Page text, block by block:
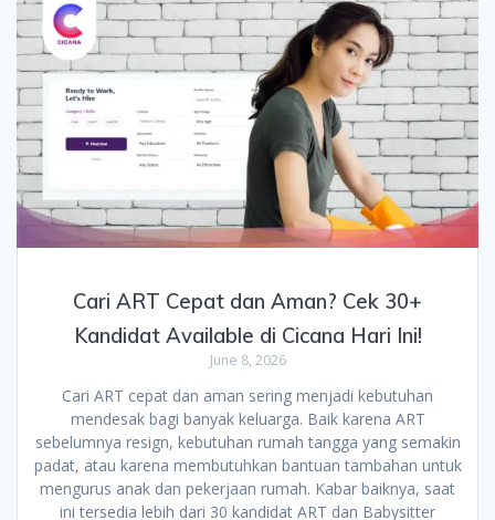
Cari ART Cepat dan Aman? Cek 30+
Kandidat Available di Cicana Hari Ini!
June 8, 2026
Cari ART cepat dan aman sering menjadi kebutuhan
mendesak bagi banyak keluarga. Baik karena ART
sebelumnya resign, kebutuhan rumah tangga yang semakin
padat, atau karena membutuhkan bantuan tambahan untuk
mengurus anak dan pekerjaan rumah. Kabar baiknya, saat
ini tersedia lebih dari 30 kandidat ART dan Babysitter